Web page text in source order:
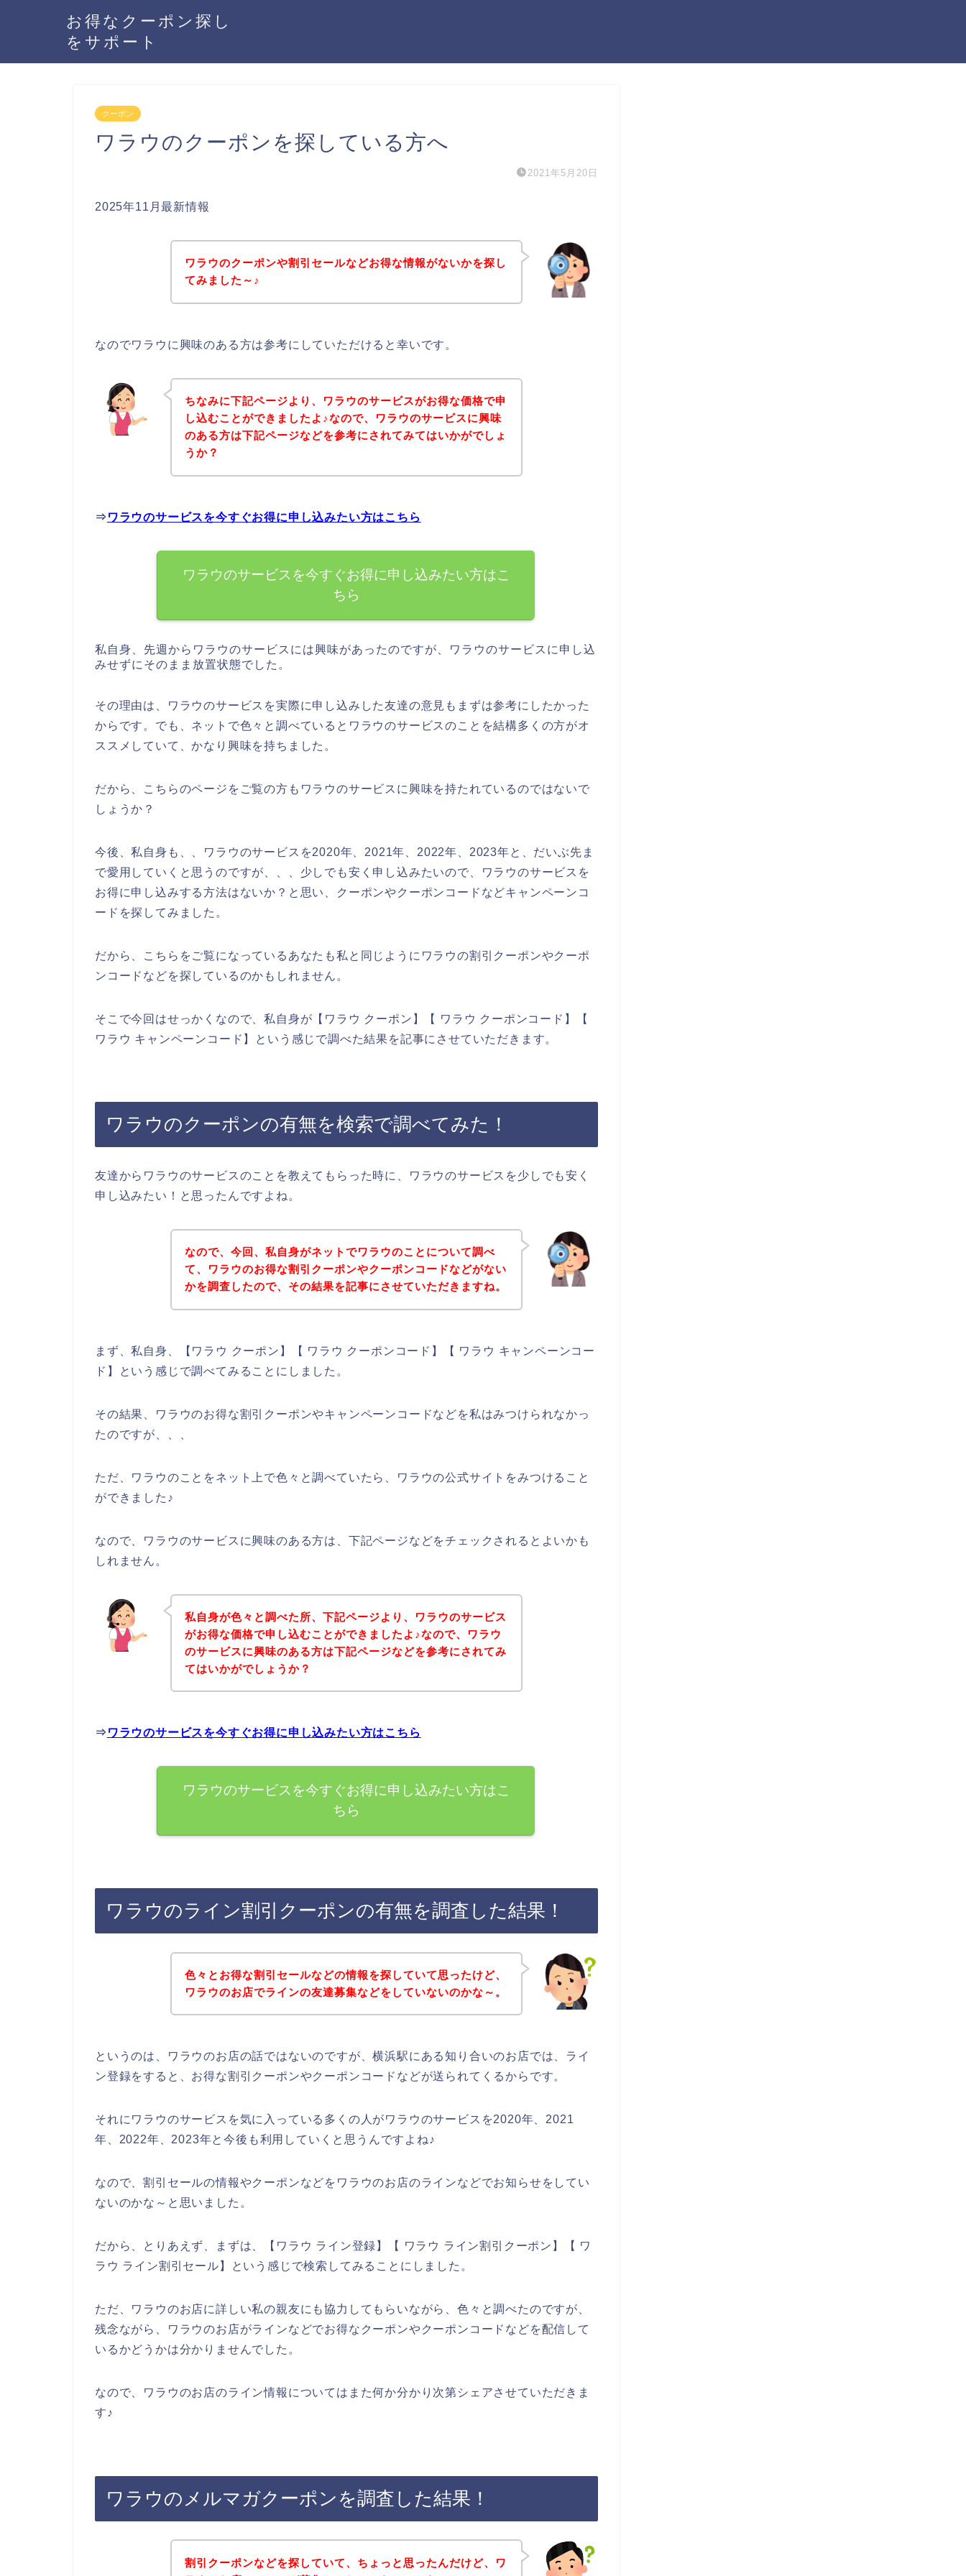
お得なクーポン探し
をサポート
クーポン
ワラウのクーポンを探している方へ
2021年5月20日
2025年11月最新情報
ワラウのクーポンや割引セールなどお得な情報がないかを探し
てみました～♪
なのでワラウに興味のある方は参考にしていただけると幸いです。
ちなみに下記ページより、ワラウのサービスがお得な価格で申
し込むことができましたよ♪なので、ワラウのサービスに興味
のある方は下記ページなどを参考にされてみてはいかがでしょ
うか？
⇒ ワラウのサービスを今すぐお得に申し込みたい方はこちら
ワラウのサービスを今すぐお得に申し込みたい方はこ
ちら
私自身、先週からワラウのサービスには興味があったのですが、ワラウのサービスに申し込
みせずにそのまま放置状態でした。
その理由は、ワラウのサービスを実際に申し込みした友達の意見もまずは参考にしたかった
からです。でも、ネットで色々と調べているとワラウのサービスのことを結構多くの方がオ
ススメしていて、かなり興味を持ちました。
だから、こちらのページをご覧の方もワラウのサービスに興味を持たれているのではないで
しょうか？
今後、私自身も、、ワラウのサービスを2020年、2021年、2022年、2023年と、だいぶ先ま
で愛用していくと思うのですが、、、少しでも安く申し込みたいので、ワラウのサービスを
お得に申し込みする方法はないか？と思い、クーポンやクーポンコードなどキャンペーンコ
ードを探してみました。
だから、こちらをご覧になっているあなたも私と同じようにワラウの割引クーポンやクーポ
ンコードなどを探しているのかもしれません。
そこで今回はせっかくなので、私自身が【ワラウ クーポン】【 ワラウ クーポンコード】【
ワラウ キャンペーンコード】という感じで調べた結果を記事にさせていただきます。
ワラウのクーポンの有無を検索で調べてみた！
友達からワラウのサービスのことを教えてもらった時に、ワラウのサービスを少しでも安く
申し込みたい！と思ったんですよね。
なので、今回、私自身がネットでワラウのことについて調べ
て、ワラウのお得な割引クーポンやクーポンコードなどがない
かを調査したので、その結果を記事にさせていただきますね。
まず、私自身、【ワラウ クーポン】【 ワラウ クーポンコード】【 ワラウ キャンペーンコー
ド】という感じで調べてみることにしました。
その結果、ワラウのお得な割引クーポンやキャンペーンコードなどを私はみつけられなかっ
たのですが、、、
ただ、ワラウのことをネット上で色々と調べていたら、ワラウの公式サイトをみつけること
ができました♪
なので、ワラウのサービスに興味のある方は、下記ページなどをチェックされるとよいかも
しれません。
私自身が色々と調べた所、下記ページより、ワラウのサービス
がお得な価格で申し込むことができましたよ♪なので、ワラウ
のサービスに興味のある方は下記ページなどを参考にされてみ
てはいかがでしょうか？
⇒ ワラウのサービスを今すぐお得に申し込みたい方はこちら
ワラウのサービスを今すぐお得に申し込みたい方はこ
ちら
ワラウのライン割引クーポンの有無を調査した結果！
色々とお得な割引セールなどの情報を探していて思ったけど、
ワラウのお店でラインの友達募集などをしていないのかな～。
というのは、ワラウのお店の話ではないのですが、横浜駅にある知り合いのお店では、ライ
ン登録をすると、お得な割引クーポンやクーポンコードなどが送られてくるからです。
それにワラウのサービスを気に入っている多くの人がワラウのサービスを2020年、2021
年、2022年、2023年と今後も利用していくと思うんですよね♪
なので、割引セールの情報やクーポンなどをワラウのお店のラインなどでお知らせをしてい
ないのかな～と思いました。
だから、とりあえず、まずは、【ワラウ ライン登録】【 ワラウ ライン割引クーポン】【 ワ
ラウ ライン割引セール】という感じで検索してみることにしました。
ただ、ワラウのお店に詳しい私の親友にも協力してもらいながら、色々と調べたのですが、
残念ながら、ワラウのお店がラインなどでお得なクーポンやクーポンコードなどを配信して
いるかどうかは分かりませんでした。
なので、ワラウのお店のライン情報についてはまた何か分かり次第シェアさせていただきま
す♪
ワラウのメルマガクーポンを調査した結果！
割引クーポンなどを探していて、ちょっと思ったんだけど、ワ